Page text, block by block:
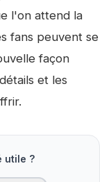
l'on attend la
fans peuvent se
façon
et les
utile ?